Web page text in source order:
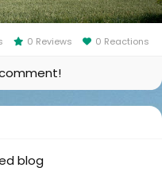
0 Reviews 0 Reactions
blog